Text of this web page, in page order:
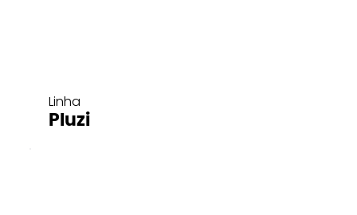
Linha
Pluzi